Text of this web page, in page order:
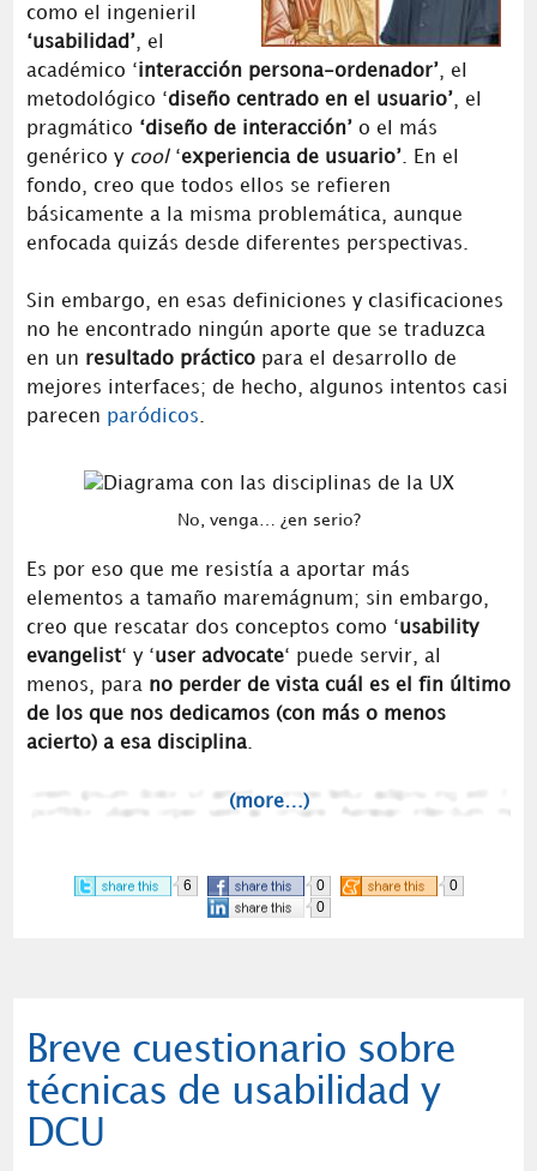
como el ingenieril
‘usabilidad’ , el
académico ‘interacción persona-ordenador’ , el
metodológico ‘diseño centrado en el usuario’ , el
pragmático ‘diseño de interacción’ o el más
genérico y cool ‘experiencia de usuario’ . En el
fondo, creo que todos ellos se refieren
básicamente a la misma problemática, aunque
enfocada quizás desde diferentes perspectivas.
Sin embargo, en esas definiciones y clasificaciones
no he encontrado ningún aporte que se traduzca
en un resultado prácticopara el desarrollo de
mejores interfaces; de hecho, algunos intentos casi
parecen paródicos
No, venga… ¿en serio?
Es por eso que me resistía a aportar más
elementos a tamaño maremágnum; sin embargo,
creo que rescatar dos conceptos como ‘usability
evangelist‘ y ‘user advocate‘ puede servir, al
menos, para no perder de vista cuál es el fin último
de los que nos dedicamos (con más o menos
acierto) a esa disciplina.
(more…)
6 0
0
0
Breve cuestionario sobre
técnicas de usabilidad y
DCU